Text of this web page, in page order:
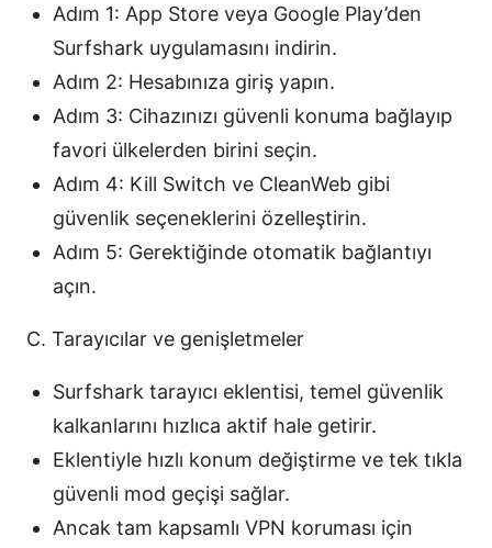
Adım 1: App Store veya Google Play’den
Surfshark uygulamasını indirin.
Adım 2: Hesabınıza giriş yapın.
Adım 3: Cihazınızı güvenli konuma bağlayıp
favori ülkelerden birini seçin.
Adım 4: Kill Switch ve CleanWeb gibi
güvenlik seçeneklerini özelleştirin.
Adım 5: Gerektiğinde otomatik bağlantıyı
açın.
C. Tarayıcılar ve genişletmeler
Surfshark tarayıcı eklentisi, temel güvenlik
kalkanlarını hızlıca aktif hale getirir.
Eklentiyle hızlı konum değiştirme ve tek tıkla
güvenli mod geçişi sağlar.
Ancak tam kapsamlı VPN koruması için